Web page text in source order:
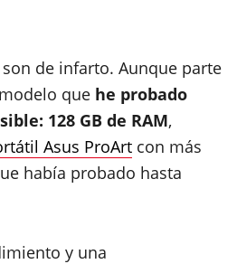
de infarto. Aunque parte
que he probado
128 GB de RAM,
Asus ProArt con más
había probado hasta
y una